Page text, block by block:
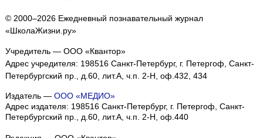
© 2000–2026 Ежедневный познавательный журнал
«ШколаЖизни.ру»
Учредитель — ООО «Квантор»
Адрес учредителя: 198516 Санкт-Петербург, г. Петергоф, Санкт-
Петербургский пр., д.60, лит.А, ч.п. 2-Н, оф.432, 434
Издатель — ООО «МЕДИО»
Адрес издателя: 198516 Санкт-Петербург, г. Петергоф, Санкт-
Петербургский пр., д.60, лит.А, ч.п. 2-Н, оф.440